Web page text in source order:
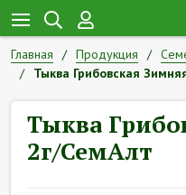
Главная Продукция
Тыква Грибовская
Тыква
2г/СемАлт